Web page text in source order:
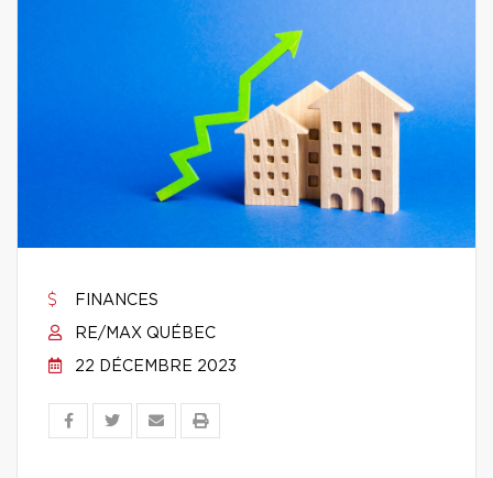
FINANCES
RE/MAX QUÉBEC
22 DÉCEMBRE 2023